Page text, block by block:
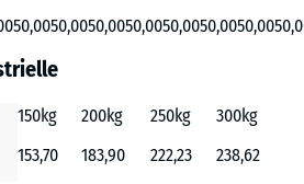
50,0050,0050,0050,0050,0050,0050,00
150kg 200kg 250kg
300kg
153,70 183,90 222,23 238,62